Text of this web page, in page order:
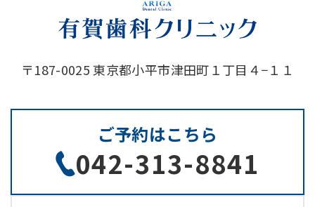
〒187-0025 東京都小平市津田町１丁目４−１１
ご予約はこちら
042-313-8841